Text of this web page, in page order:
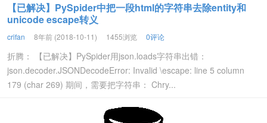
【已解决】PySpider中把一段html的字符串去除entity和
unicode escape转义
crifan 8年前 (2018-10-11) 1455浏览 0评论
折腾： 【已解决】PySpider用json.loads字符串出错：
json.decoder.JSONDecodeError: Invalid \escape: line 5 column
179 (char 269) 期间，需要把字符串： Chry...